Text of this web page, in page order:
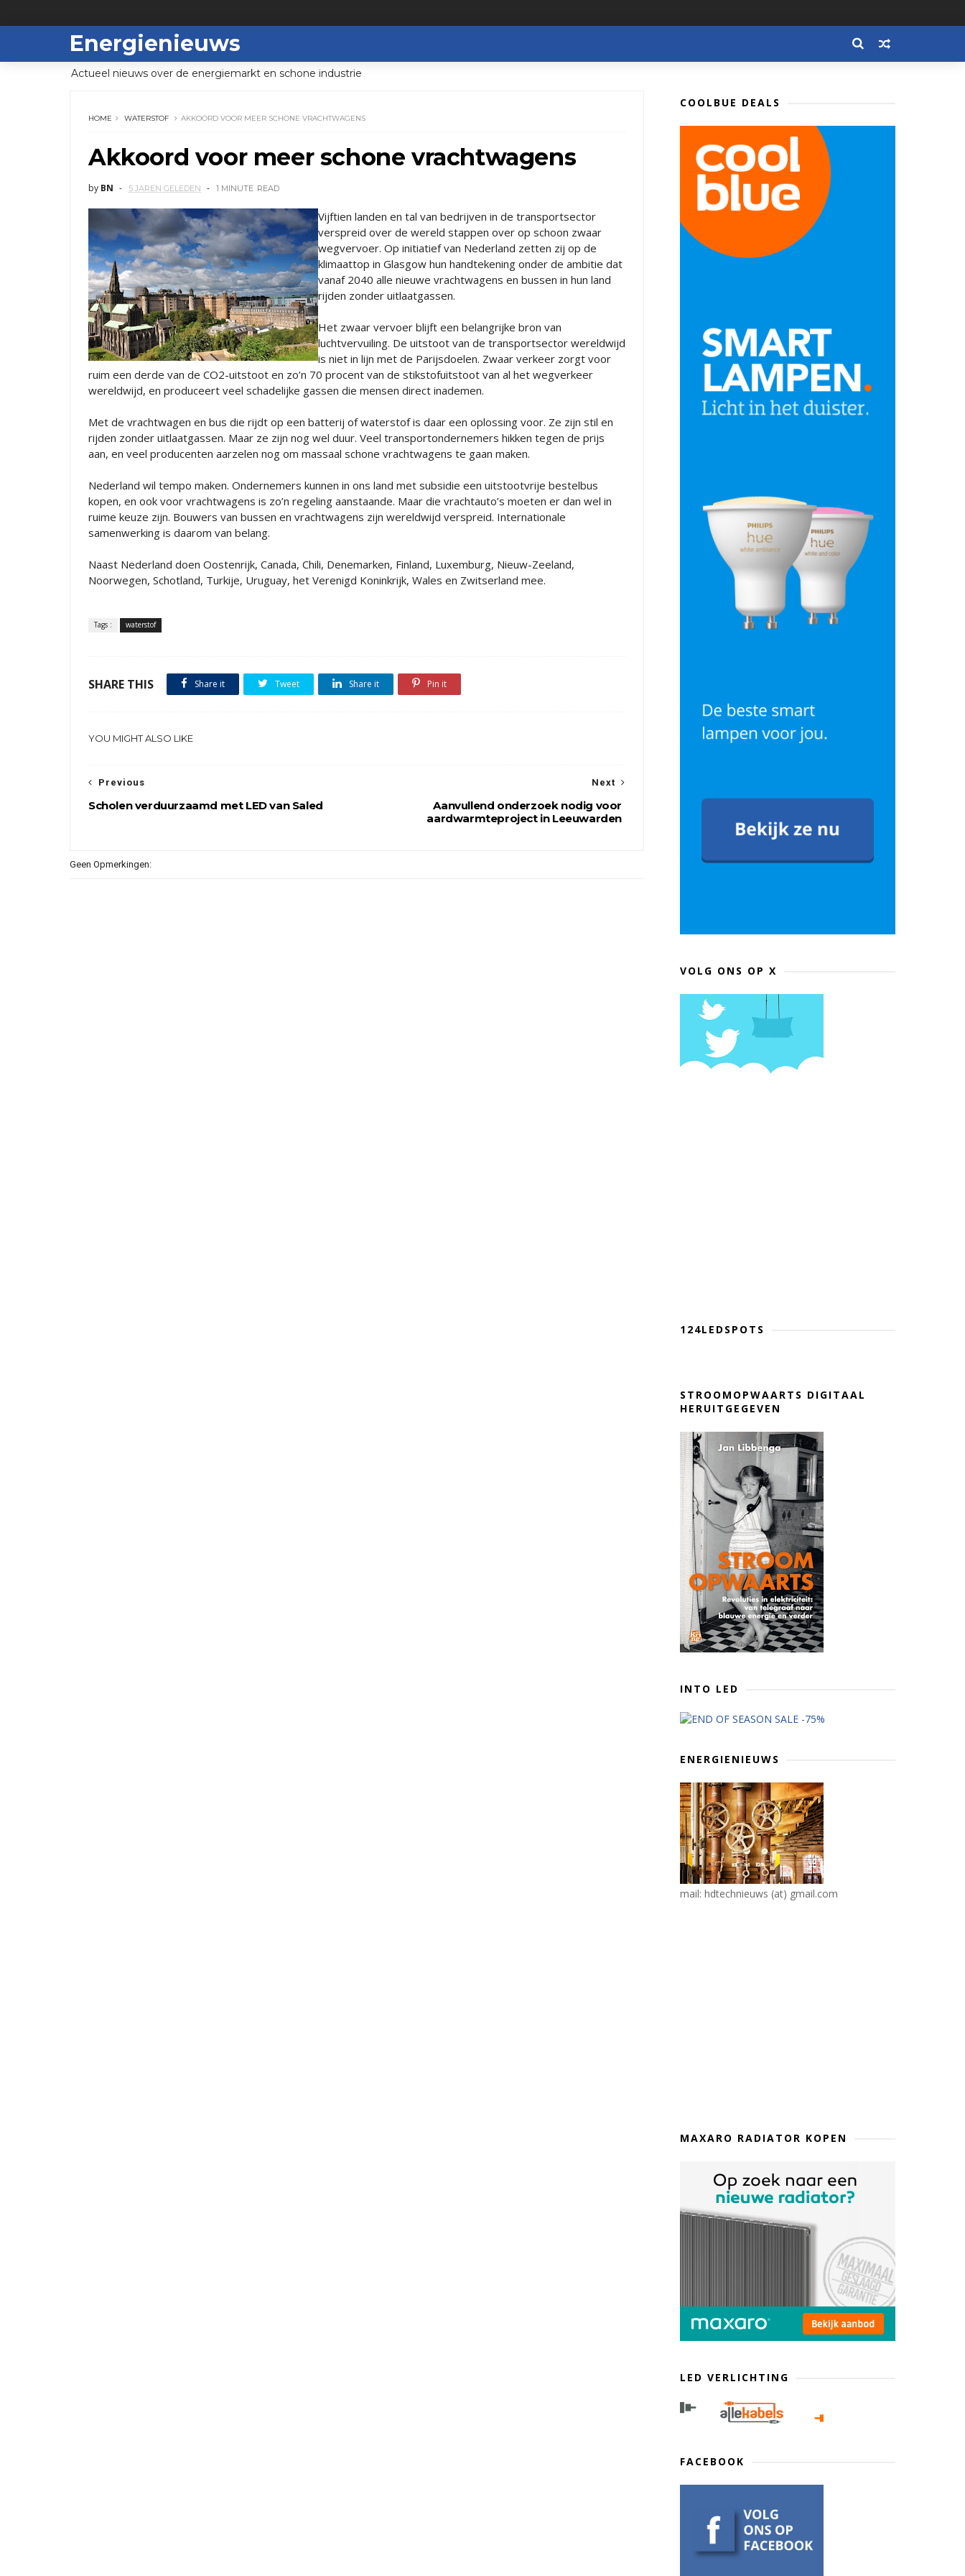
Energienieuws
Actueel nieuws over de energiemarkt en schone industrie
HOME WATERSTOF AKKOORD VOOR MEER SCHONE VRACHTWAGENS
Akkoord voor meer schone vrachtwagens
by BN 5 JAREN GELEDEN 1 MINUTE READ
Vijftien landen en tal van bedrijven in de transportsector
verspreid over de wereld stappen over op schoon zwaar
wegvervoer. Op initiatief van Nederland zetten zij op de
klimaattop in Glasgow hun handtekening onder de ambitie dat
vanaf 2040 alle nieuwe vrachtwagens en bussen in hun land
rijden zonder uitlaatgassen.
Het zwaar vervoer blijft een belangrijke bron van
luchtvervuiling. De uitstoot van de transportsector wereldwijd
is niet in lijn met de Parijsdoelen. Zwaar verkeer zorgt voor
ruim een derde van de CO2-uitstoot en zo’n 70 procent van de stikstofuitstoot van al het wegverkeer
wereldwijd, en produceert veel schadelijke gassen die mensen direct inademen.
Met de vrachtwagen en bus die rijdt op een batterij of waterstof is daar een oplossing voor. Ze zijn stil en
rijden zonder uitlaatgassen. Maar ze zijn nog wel duur. Veel transportondernemers hikken tegen de prijs
aan, en veel producenten aarzelen nog om massaal schone vrachtwagens te gaan maken.
Nederland wil tempo maken. Ondernemers kunnen in ons land met subsidie een uitstootvrije bestelbus
kopen, en ook voor vrachtwagens is zo’n regeling aanstaande. Maar die vrachtauto’s moeten er dan wel in
ruime keuze zijn. Bouwers van bussen en vrachtwagens zijn wereldwijd verspreid. Internationale
samenwerking is daarom van belang.
Naast Nederland doen Oostenrijk, Canada, Chili, Denemarken, Finland, Luxemburg, Nieuw-Zeeland,
Noorwegen, Schotland, Turkije, Uruguay, het Verenigd Koninkrijk, Wales en Zwitserland mee.
Tags : waterstof
SHARE THIS Share it Tweet Share it Pin it
YOU MIGHT ALSO LIKE
Next
Aanvullend onderzoek nodig voor
aardwarmteproject in Leeuwarden
Previous
Scholen verduurzaamd met LED van Saled
Geen Opmerkingen:
COOLBUE DEALS
VOLG ONS OP X
124LEDSPOTS
STROOMOPWAARTS DIGITAAL
HERUITGEGEVEN
INTO LED
ENERGIENIEUWS
mail: hdtechnieuws (at) gmail.com
MAXARO RADIATOR KOPEN
LED VERLICHTING
FACEBOOK